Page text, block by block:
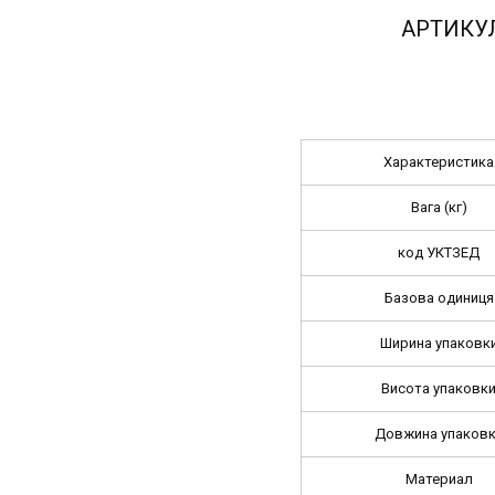
Характеристика
Вага (кг)
код УКТЗЕД
Базова одиниця
Ширина
Висота упаковки
Довжина
Материал